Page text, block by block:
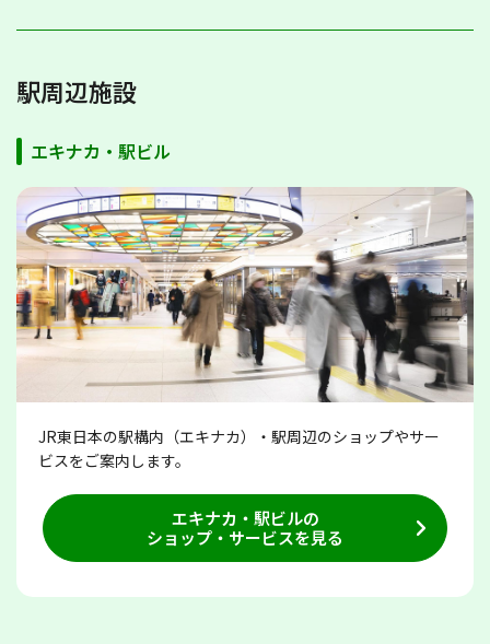
駅周辺施設
エキナカ・駅ビル
JR東日本の駅構内（エキナカ）・駅周辺のショップやサー
ビスをご案内します。
エキナカ・駅ビルの
ショップ・サービスを見る